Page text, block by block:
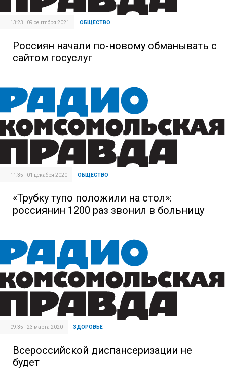
13:23 | 09 сентября 2021 ОБЩЕСТВО
Россиян начали по-новому обманывать с
сайтом госуслуг
11:35 | 01 декабря 2020 ОБЩЕСТВО
«Трубку тупо положили на стол»:
россиянин 1200 раз звонил в больницу
09:35 | 23 марта 2020 ЗДОРОВЬЕ
Всероссийской диспансеризации не
будет